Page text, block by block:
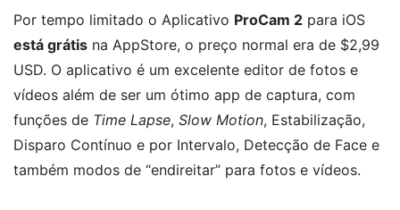
Por tempo limitado o Aplicativo ProCam 2 para iOS
está grátis na AppStore, o preço normal era de $2,99
USD. O aplicativo é um excelente editor de fotos e
vídeos além de ser um ótimo app de captura, com
funções de Time Lapse, Slow Motion, Estabilização,
Disparo Contínuo e por Intervalo, Detecção de Face e
também modos de “endireitar” para fotos e vídeos.